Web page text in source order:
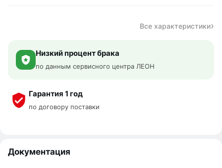
Все характеристики
Низкий процент брака
по данным сервисного центра ЛЕОН
Гарантия 1 год
по договору поставки
Документация